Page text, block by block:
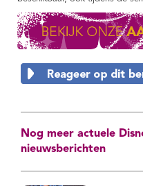
Nog meer actuele
nieuwsberichten